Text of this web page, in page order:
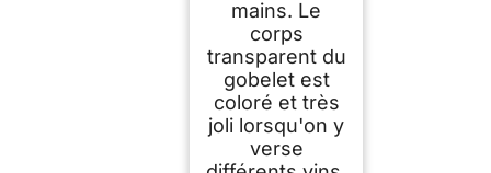
mains. Le
corps
transparent du
gobelet est
coloré et très
joli lorsqu'on y
verse